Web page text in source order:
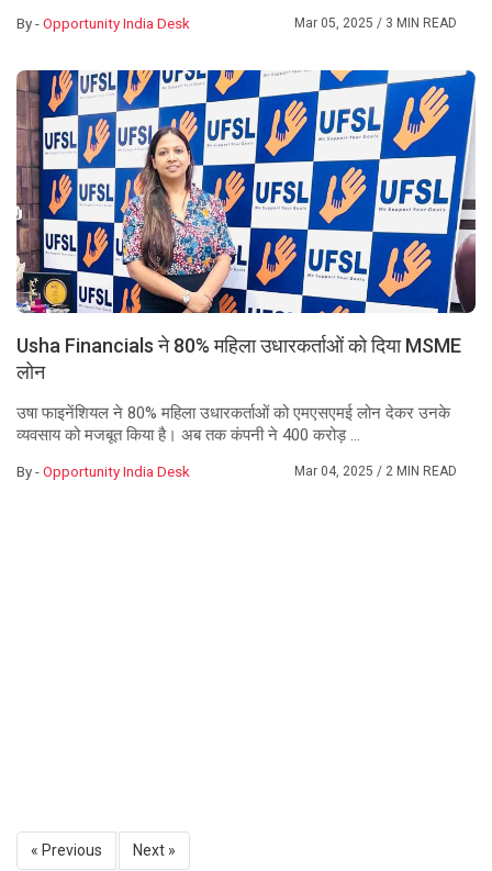
By -Opportunity India Desk Mar 05, 2025/ 3 MIN READ
Usha Financials ने 80% महिला उधारकर्ताओं को दिया MSME
लोन
उषा फाइनेंशियल ने 80% महिला उधारकर्ताओं को एमएसएमई लोन देकर उनके
व्यवसाय को मजबूत किया है। अब तक कंपनी ने 400 करोड़ ...
By -Opportunity India Desk Mar 04, 2025/ 2 MIN READ
« Previous Next »